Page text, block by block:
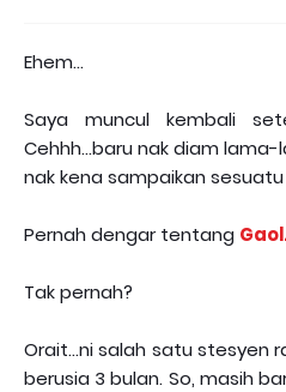
Ehem...
Saya muncul kembali
Cehhh...baru nak diam
nak kena sampaikan sesuatu
Pernah dengar tentang
Tak pernah?
Orait...ni salah satu stesyen
berusia 3 bulan. So, masih